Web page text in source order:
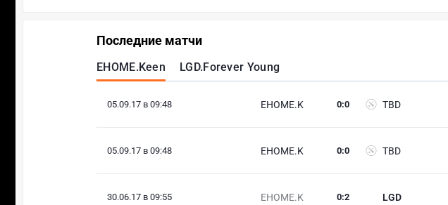
Последние матчи
EHOME.Keen LGD.Forever Young
05.09.17 в 09:48 EHOME.K TBD
0:0
05.09.17 в 09:48 EHOME.K TBD
0:0
30.06.17 в 09:55 EHOME.K LGD
0:2